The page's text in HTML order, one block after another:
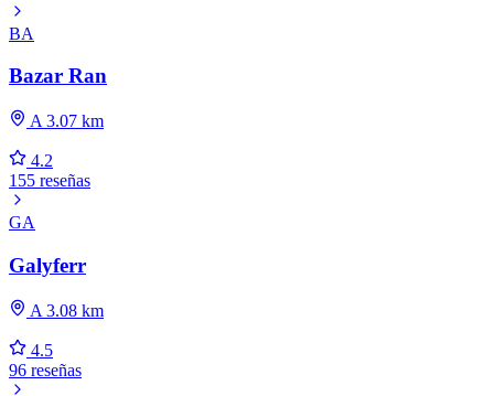
BA
Bazar Ran
A 3.07 km
4.2
155 reseñas
GA
Galyferr
A 3.08 km
4.5
96 reseñas